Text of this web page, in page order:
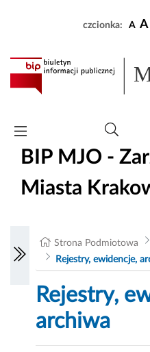
czcionka: A A
BIP MJO -
Miasta
Strona Podmiotowa
Rejestry, ewidencje,
Rejestry,
archiwa